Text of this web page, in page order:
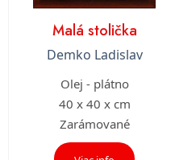
Malá stolička
Demko Ladislav
Olej - plátno
40 x 40 x cm
Zarámované